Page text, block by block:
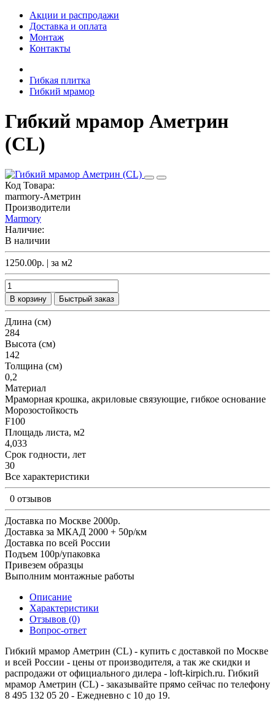
Акции и распродажи
Доставка и оплата
Монтаж
Контакты
Гибкая плитка
Гибкий мрамор
Гибкий мрамор Аметрин
(CL)
Код Товара:
marmory-Аметрин
Производители
Marmory
Наличие:
В наличии
1250.00р. | за м2
В корзину Быстрый заказ
Длина (см)
284
Высота (см)
142
Толщина (см)
0,2
Материал
Мраморная крошка, акриловые связующие, гибкое основание
Морозостойкость
F100
Площадь листа, м2
4,033
Срок годности, лет
30
Все характеристики
0 отзывов
Доставка по Москве 2000р.
Доставка за МКАД 2000 + 50р/км
Доставка по всей России
Подъем 100р/упаковка
Привезем образцы
Выполним монтажные работы
Описание
Характеристики
Отзывов (0)
Вопрос-ответ
Гибкий мрамор Аметрин (CL) - купить с доставкой по Москве
и всей России - цены от производителя, а так же скидки и
распродажи от официального дилера - loft-kirpich.ru. Гибкий
мрамор Аметрин (CL) - заказывайте прямо сейчас по телефону
8 495 132 05 20 - Ежедневно с 10 до 19.